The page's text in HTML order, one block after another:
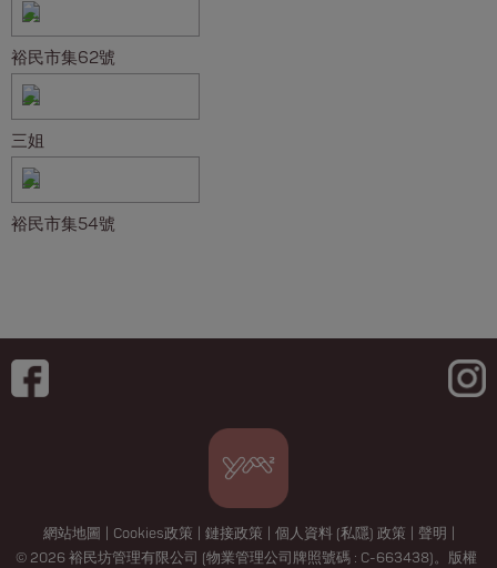
裕民市集62號
三姐
裕民市集54號
網站地圖 Cookies政策 鏈接政策 個人資料 (私隱) 政策 聲明
© 2026 裕民坊管理有限公司 (物業管理公司牌照號碼 : C-663438)。版權